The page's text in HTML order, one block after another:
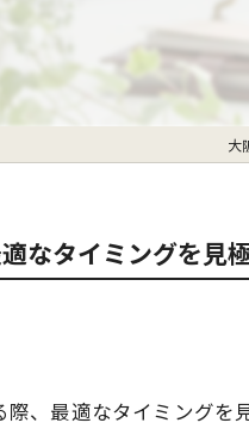
大
なタイミングを見
、最適なタイミング